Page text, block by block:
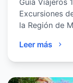
Guía Viajeros
Excursiones
la Región de
Leer más